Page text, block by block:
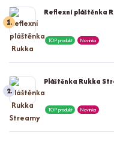
1.
Reflexní pláštěnka
TOP produkt Novinka
2.
Pláštěnka Rukka
TOP produkt Novinka